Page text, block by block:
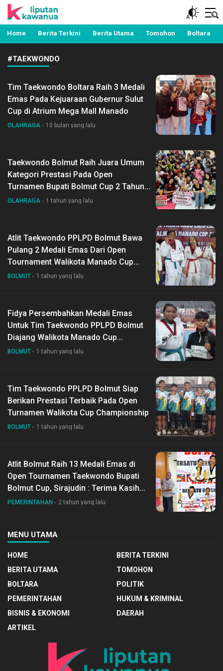
Liputan Kawanua
Berita Manado, Sulawesi Utara, Kawanua, Politik,
Pemerintahan, Hukum Kriminal dan Nasional
Home Berita Terkini Berita Utama Tomohon Boltara
#TAEKWONDO
Tim Taekwondo Boltara Raih 3 Medali
Emas Pada Kejuaraan Gubernur Sulut
Cup di Atrium Mega Mall Manado
OLAHRAGA 10 bulan yang lalu
Taekwondo Bolmut Raih Juara Umum
Kategori Prestasi Pada Open
Turnamen Bupati Bolmut Cup 2 Tahun
2025
OLAHRAGA 1 tahun yang lalu
Atlit Taekwondo PPLPD Bolmut Bawa
Pulang 2 Medali Emas Dari Open
Tournament Walikota Manado Cup
Championship
BOLMUT 1 tahun yang lalu
Fidya Persembahkan Medali Emas
Untuk Tim Taekwondo PPLPD Bolmut
Diajang Walikota Manado Cup
Championsip
BOLMUT 1 tahun yang lalu
Tim Taekwondo PPLPD Bolmut Siap
Berikan Prestasi Terbaik Pada Open
Turnamen Walikota Cup Championship
BOLMUT 1 tahun yang lalu
Atlit Bolmut Raih 13 Medali Emas di
Open Tournamen Taekwondo Bupati
Bolmut Cup, Sirajudin : Terima Kasih
Untuk Semua Pihak Yang Membantu
PEMERINTAHAN 2 tahun yang lalu
MENU UTAMA
HOME
BERITA TERKINI
BERITA UTAMA
TOMOHON
BOLTARA
POLITIK
PEMERINTAHAN
HUKUM & KRIMINAL
BISNIS & EKONOMI
DAERAH
ARTIKEL